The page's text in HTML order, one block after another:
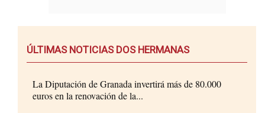
ÚLTIMAS NOTICIAS DOS HERMANAS
La Diputación de Granada invertirá más de 80.000
euros en la renovación de la...